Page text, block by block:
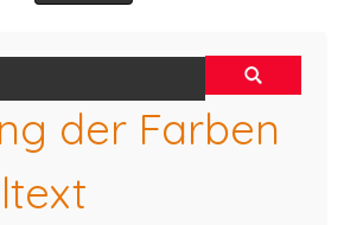
der Farben